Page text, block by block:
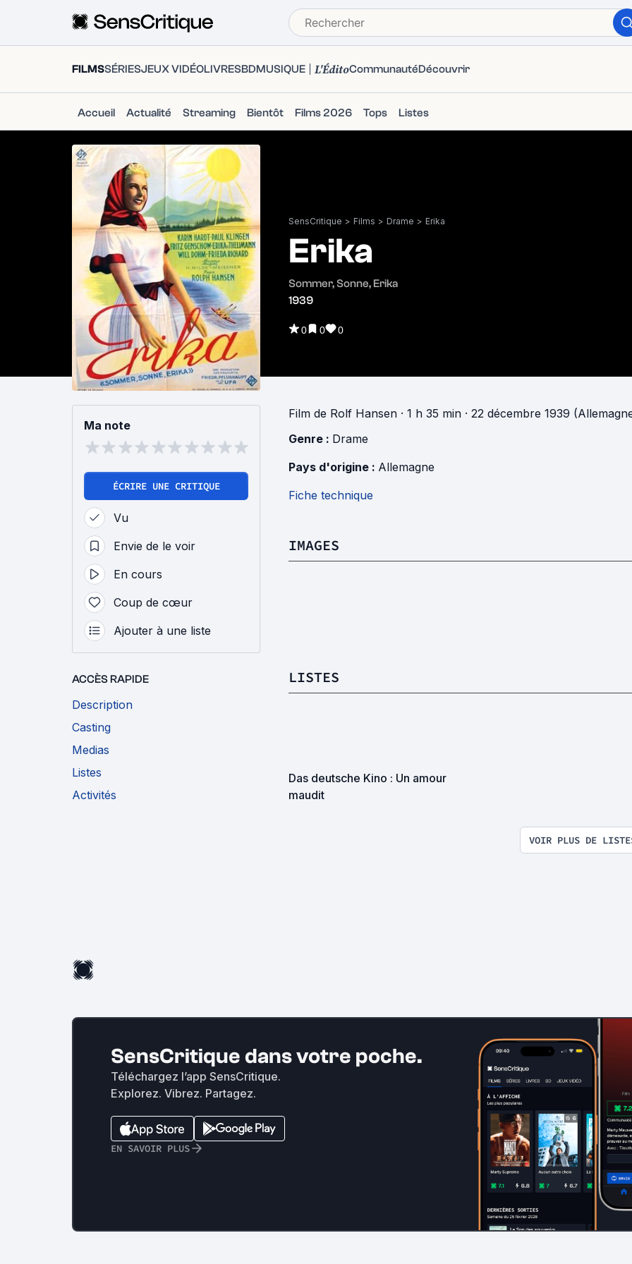
FILMSSÉRIESJEUX VIDÉOLIVRESBDMUSIQUE L'ÉditoCommunautéDécouvrir
Accueil Actualité Streaming Bientôt Films 2026 Tops Listes
SensCritique > Films > Drame > Erika
Erika
Sommer, Sonne, Erika
1939
0 0 0
Ma note
ÉCRIRE UNE CRITIQUE
Vu
Envie de le voir
En cours
Coup de cœur
Ajouter à une liste
ACCÈS RAPIDE
Description
Casting
Medias
Listes
Activités
Film de Rolf Hansen · 1 h 35 min · 22 décembre 1939
Genre : Drame
Pays d'origine : Allemagne
Fiche technique
IMAGES
LISTES
Das deutsche Kino : Un amour
maudit
VOIR PLUS DE
SensCritique dans votre poche.
Téléchargez l’app SensCritique.
Explorez. Vibrez. Partagez.
EN SAVOIR PLUS